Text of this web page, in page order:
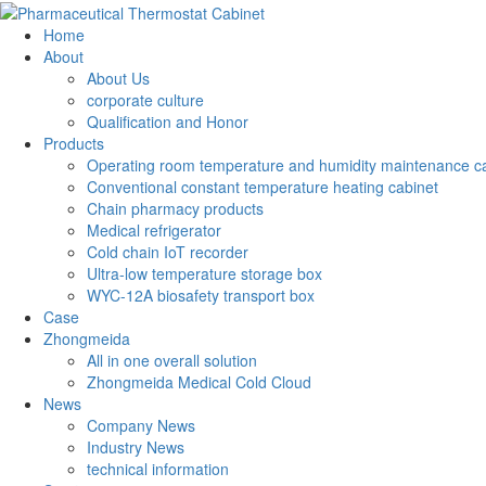
Home
About
About Us
corporate culture
Qualification and Honor
Products
Operating room temperature and humidity maintenance
Conventional constant temperature heating cabinet
Chain pharmacy products
Medical refrigerator
Cold chain IoT recorder
Ultra-low temperature storage box
WYC-12A biosafety transport box
Case
Zhongmeida
All in one overall solution
Zhongmeida Medical Cold Cloud
News
Company News
Industry News
technical information